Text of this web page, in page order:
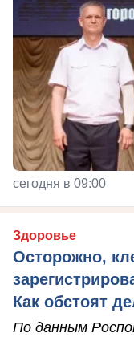
сегодня в 09:00
Здоровье
Осторожно,
Как обстоят
По данным